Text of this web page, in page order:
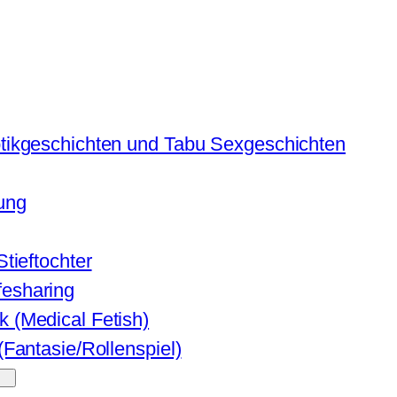
und Tabu Sexgeschichten
(Medical Fetish)
Rollenspiel)